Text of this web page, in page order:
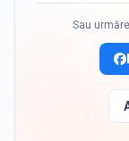
Sau